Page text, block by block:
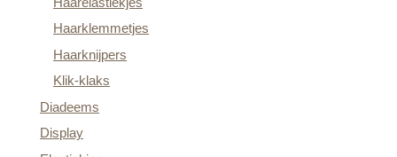
Haarklemmetjes
Haarknijpers
Klik-klaks
Diadeems
Display